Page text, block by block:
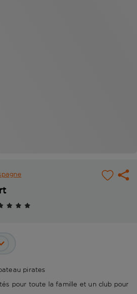
pirates
pour toute la famille et un club pour